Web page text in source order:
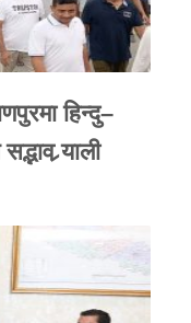
हिन्दु–
र्‍याली